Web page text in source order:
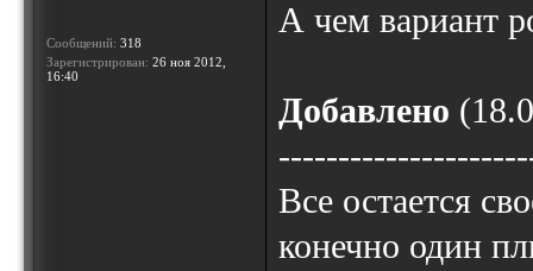
Сообщений: 318
Зарегистрирован: 26 ноя 2012,
16:40
А чем вариант
Добавлено
Все остается
конечно один